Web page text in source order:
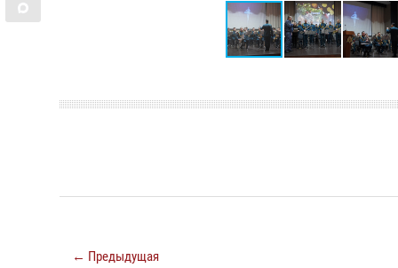
← Предыдущая